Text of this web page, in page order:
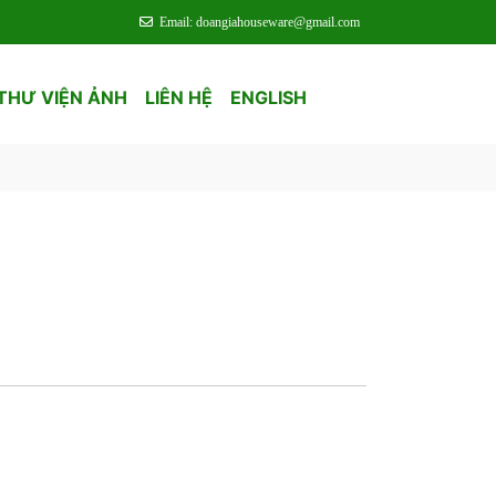
Email: doangiahouseware@gmail.com
VIỆN ẢNH LIÊN HỆ ENGLISH